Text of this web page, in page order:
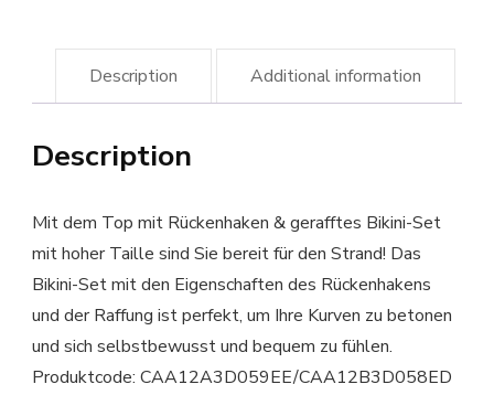
Description Additional information
Description
Mit dem Top mit Rückenhaken & gerafftes Bikini-Set
mit hoher Taille sind Sie bereit für den Strand! Das
Bikini-Set mit den Eigenschaften des Rückenhakens
und der Raffung ist perfekt, um Ihre Kurven zu betonen
und sich selbstbewusst und bequem zu fühlen.
Produktcode: CAA12A3D059EE/CAA12B3D058ED